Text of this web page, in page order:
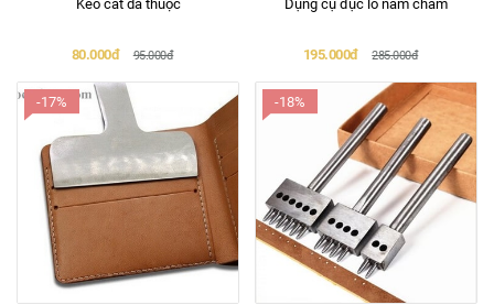
Kéo cắt da thuộc
80.000đ 95.000đ
Dụng cụ đục lỗ nam châm
195.000đ 285.000đ
-17% -18%